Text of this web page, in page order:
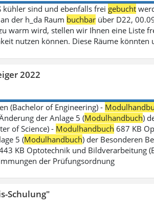
kühler sind und ebenfalls frei gebucht
der h_da Raum buchbar über D22,
warm wird, stellen wir Ihnen eine Liste
nutzen können. Diese Räume könnten
2022
(Bachelor of Engineering) -
der Anlage 5 (Modulhandbuch)
of Science) - Modulhandbuch 687 KB
5 (Modulhandbuch) der Besonderen
KB Optotechnik und Bildverarbeitung
der Prüfungsordnung
Schulung"